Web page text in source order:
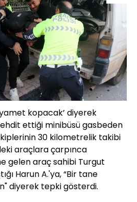
kopacak’ diyerek
ettiği minibüsü gasbeden
30 kilometrelik takibi
araçlara çarpınca
gelen araç sahibi Turgut
Harun A.'ya, “Bir tane
diyerek tepki gösterdi.